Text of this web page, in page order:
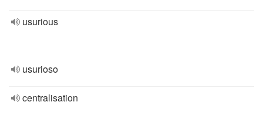
usurious
usurioso
centralisation